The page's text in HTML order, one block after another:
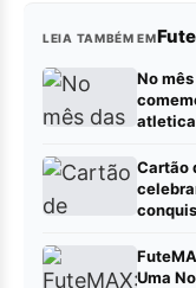
LEIA TAMBÉM EM
No
Cartão
Uma